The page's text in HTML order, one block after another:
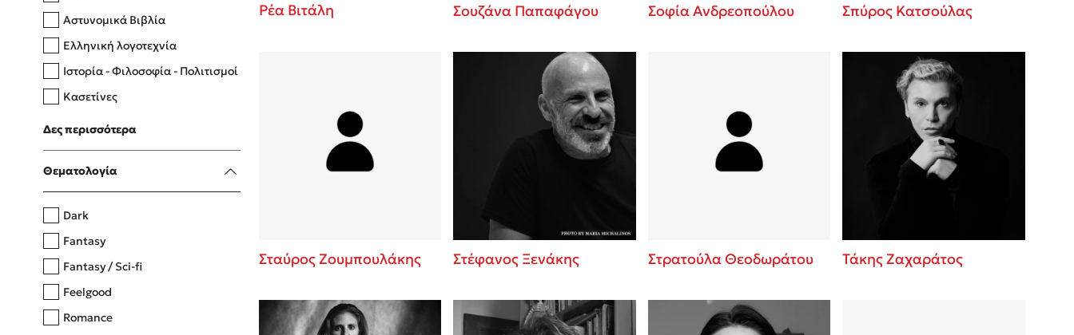
Δανάη Δεληγεώργη
Πάνω, κάτω, μπροστά, πίσω
Η μέθοδος Αφήστε τους
Αστυνομικά Βιβλία
Ελληνική λογοτεχνία
Ιστορία - Φιλοσοφία - Πολιτισμοί
Κασετίνες
Λευκώματα - Έγχρωμοι οδηγοί
Μαγειρική
Δες περισσότερα
Θεματολογία
Dark
Fantasy
Fantasy / Sci-fi
Feelgood
Romance
Ρέα Βιτάλη Σουζάνα Παπαφάγου Σοφία Ανδρεοπούλου Σπύρος Κατσούλας
Σταύρος Ζουμπουλάκης Στέφανος Ξενάκης Στρατούλα Θεοδωράτου Τάκης Ζαχαράτος